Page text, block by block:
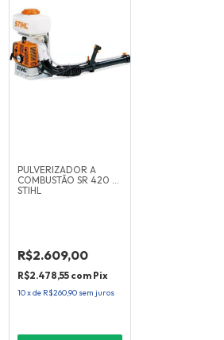
PULVERIZADOR A
COMBUSTÃO SR 420 -
STIHL
R$2.609,00
R$2.478,55 com Pix
10xde R$260,90 sem juros